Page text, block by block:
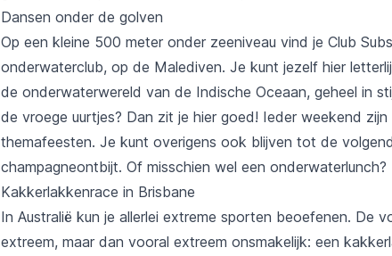
Dansen onder de golven
Op een kleine 500 meter onder zeeniveau vind je Club
onderwaterclub, op de Malediven. Je kunt jezelf hier
de onderwaterwereld van de Indische Oceaan, geheel in
de vroege uurtjes? Dan zit je hier goed! Ieder weekend
themafeesten. Je kunt overigens ook blijven tot de
champagneontbijt. Of misschien wel een onderwaterlunch?
Kakkerlakkenrace in Brisbane
In Australië kun je allerlei extreme sporten beoefenen. De
extreem, maar dan vooral extreem onsmakelijk: een